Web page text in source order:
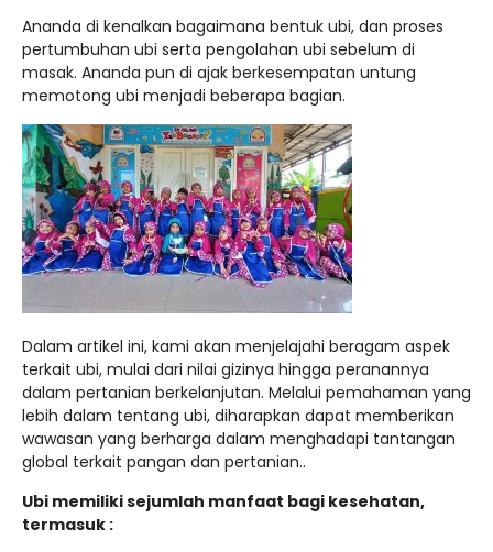
Ananda di kenalkan bagaimana bentuk ubi, dan proses
pertumbuhan ubi serta pengolahan ubi sebelum di
masak. Ananda pun di ajak berkesempatan untung
memotong ubi menjadi beberapa bagian.
Dalam artikel ini, kami akan menjelajahi beragam aspek
terkait ubi, mulai dari nilai gizinya hingga peranannya
dalam pertanian berkelanjutan. Melalui pemahaman yang
lebih dalam tentang ubi, diharapkan dapat memberikan
wawasan yang berharga dalam menghadapi tantangan
global terkait pangan dan pertanian..
Ubi memiliki sejumlah manfaat bagi kesehatan,
termasuk :